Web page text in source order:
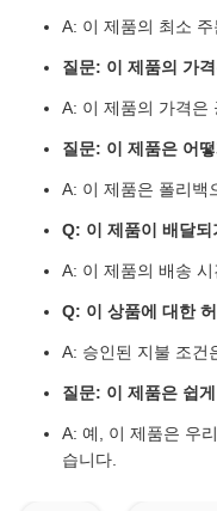
A: 이 제품의 최소
질문: 이 제품의 가
A: 이 제품의 가격은
질문: 이 제품은 어
A: 이 제품은 폴리백
Q: 이 제품이 배달
A: 이 제품의 배송
Q: 이 상품에 대한
A: 승인된 지불 조건
질문: 이 제품은 쉽
A: 예, 이 제품은 우
습니다.